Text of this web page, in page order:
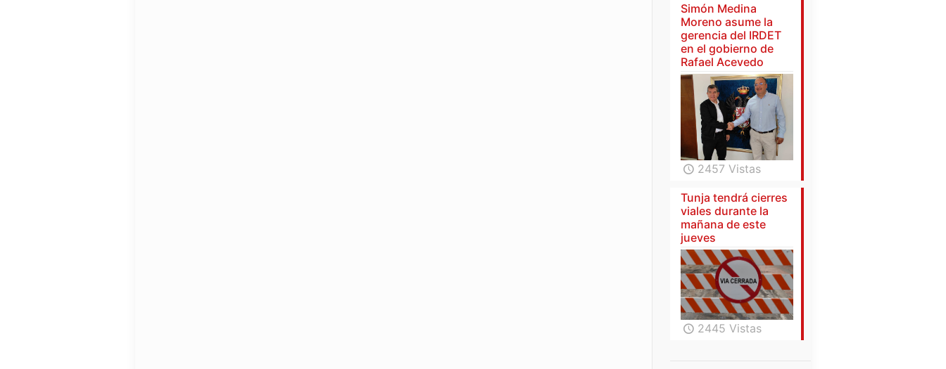
Simón Medina
Moreno asume la
gerencia del IRDET
en el gobierno de
Rafael Acevedo
2457 Vistas
Tunja tendrá cierres
viales durante la
mañana de este
jueves
2445 Vistas